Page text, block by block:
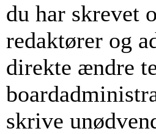
du har skrevet
redaktører og
direkte ændre
skrive